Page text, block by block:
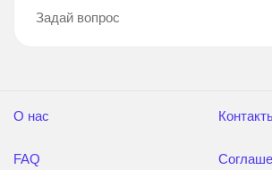
Задай вопрос
О нас
FAQ